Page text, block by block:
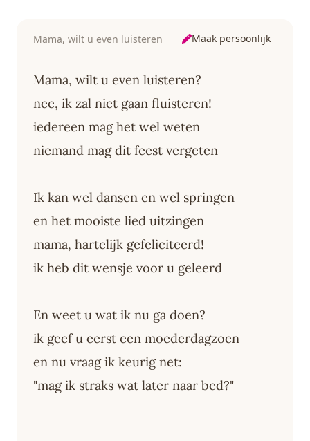
Mama, wilt u even luisteren Maak persoonlijk
Mama, wilt u even luisteren?
nee, ik zal niet gaan fluisteren!
iedereen mag het wel weten
niemand mag dit feest vergeten
Ik kan wel dansen en wel springen
en het mooiste lied uitzingen
mama, hartelijk gefeliciteerd!
ik heb dit wensje voor u geleerd
En weet u wat ik nu ga doen?
ik geef u eerst een moederdagzoen
en nu vraag ik keurig net:
"mag ik straks wat later naar bed?"